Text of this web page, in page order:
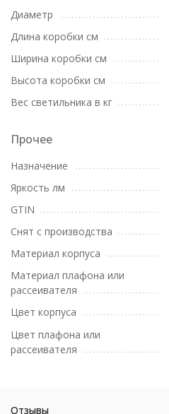
Диаметр
Длина коробки см
Ширина коробки см
Высота коробки см
Вес светильника в кг
Прочее
Назначение
Яркость лм
GTIN
Снят с производства
Материал корпуса
Материал плафона или
рассеивателя
Цвет корпуса
Цвет плафона или
рассеивателя
Отзывы